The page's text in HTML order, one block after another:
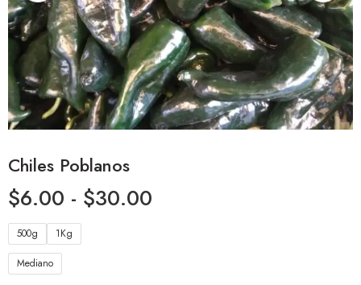
Chiles Poblanos
$6.00 - $30.00
500g 1Kg
Mediano